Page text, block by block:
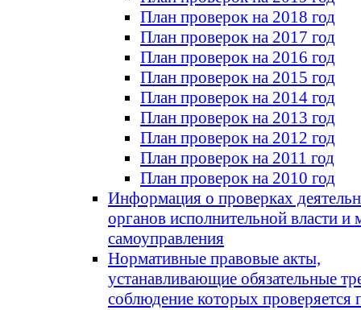
План проверок на 2018 год
План проверок на 2017 год
План проверок на 2016 год
План проверок на 2015 год
План проверок на 2014 год
План проверок на 2013 год
План проверок на 2012 год
План проверок на 2011 год
План проверок на 2010 год
Информация о проверках
органов исполнительной власти и
самоуправления
Нормативные правовые акты,
устанавливающие обязательные
соблюдение которых проверяется